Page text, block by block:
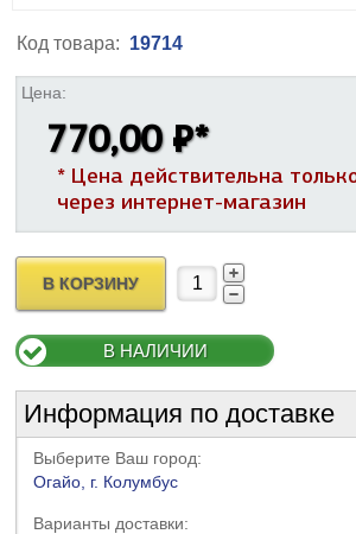
Код товара: 19714
Цена:
770,00 ₽*
* Цена действительна
через интернет-магазин
В КОРЗИНУ
В НАЛИЧИИ
Информация по доставке
Выберите Ваш город:
Огайо, г. Колумбус
Варианты доставки: